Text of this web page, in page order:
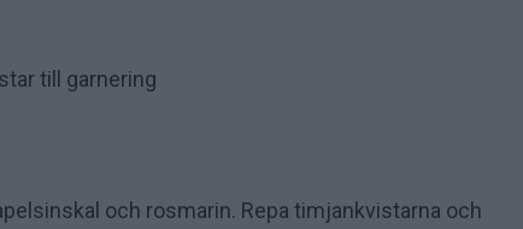
till garnering
och rosmarin. Repa timjankvistarna och